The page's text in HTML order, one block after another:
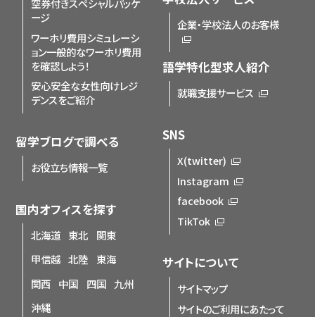
空券付きスペシャルパッケ
ージ
ワーホリ費用シミュレーシ
ョン一般的なワーホリ費用
を確認しよう！
安心安全な女性向けレジ
デンスをご紹介
留学ブログで調べる
お役立ち情報一覧
国内オフィスを探す
北海道 東北
関東
甲信越 北陸
東海
関西 中国 四国 九州
沖縄
企業・学校法人のお客様
語学特化型求人紹介
就職支援サービス
SNS
X(twitter)
Instagram
facebook
TikTok
サイトについて
サイトマップ
サイトのご利用にあたって